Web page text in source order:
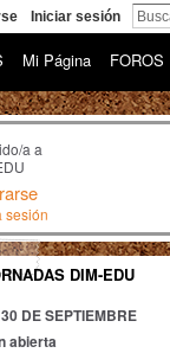
Iniciar sesión
Mi Página FOROS
a a
sesión
DIM-EDU
DE SEPTIEMBRE
abierta